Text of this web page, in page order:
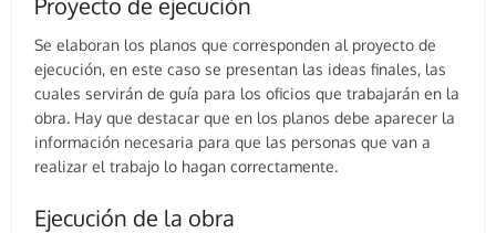
Se elaboran los planos que corresponden al proyecto de
ejecución, en este caso se presentan las ideas finales, las
cuales servirán de guía para los oficios que trabajarán en la
obra. Hay que destacar que en los planos debe aparecer la
información necesaria para que las personas que van a
realizar el trabajo lo hagan correctamente.
Ejecución de la obra